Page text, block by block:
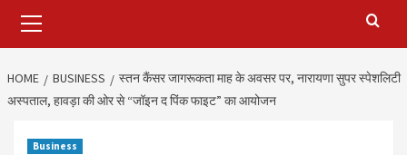
Menu
HOME BUSINESS
स्तन कैंसर जागरूकता माह के अवसर पर, नारायणा सुपर स्पेशलिटी
अस्पताल, हावड़ा की ओर से “जॉइन द पिंक फाइट” का आयोजन
Business